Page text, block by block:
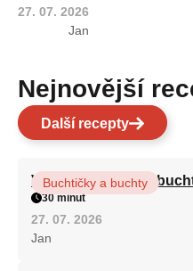
27. 07. 2026
Jan
Nejnovější
Další recepty
Vláčná olejová litá
Buchtičky a buchty
30 minut
27. 07. 2026
Jan